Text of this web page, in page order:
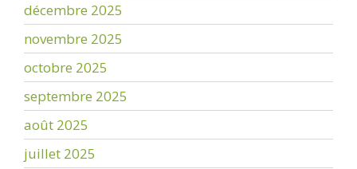
décembre 2025
novembre 2025
octobre 2025
septembre 2025
août 2025
juillet 2025